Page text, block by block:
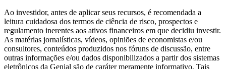
Ao investidor, antes de aplicar seus recursos, é recomendada a
leitura cuidadosa dos termos de ciência de risco, prospectos e
regulamento inerentes aos ativos financeiros em que decidiu investir.
As matérias jornalísticas, vídeos, opiniões de economistas e/ou
consultores, conteúdos produzidos nos fóruns de discussão, entre
outras informações e/ou dados disponibilizados a partir dos sistemas
eletrônicos da Genial são de caráter meramente informativo. Tais